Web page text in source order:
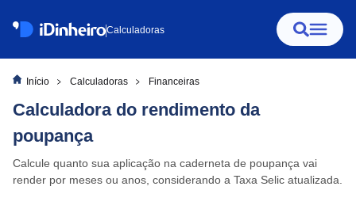
Calculadoras
Início Calculadoras Financeiras
Calculadora do rendimento da
poupança
Calcule quanto sua aplicação na caderneta de poupança vai
render por meses ou anos, considerando a Taxa Selic atualizada.